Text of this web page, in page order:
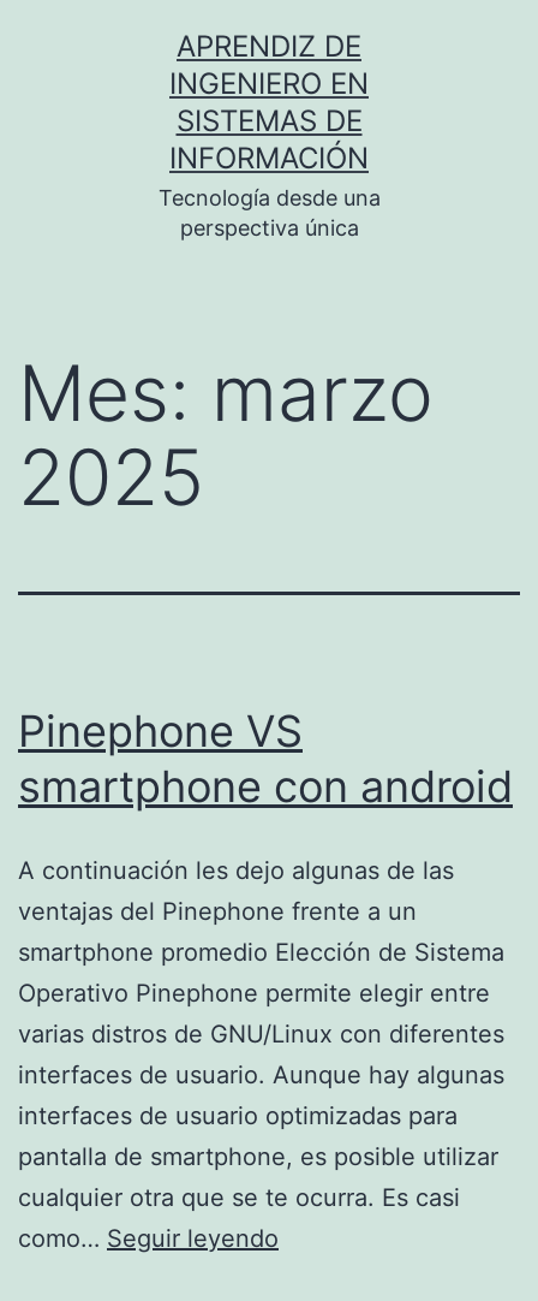
APRENDIZ DE
INGENIERO EN
SISTEMAS DE
INFORMACIÓN
Tecnología desde una
perspectiva única
Mes: marzo
2025
Pinephone VS
smartphone con android
A continuación les dejo algunas de las
ventajas del Pinephone frente a un
smartphone promedio Elección de Sistema
Operativo Pinephone permite elegir entre
varias distros de GNU/Linux con diferentes
interfaces de usuario. Aunque hay algunas
interfaces de usuario optimizadas para
pantalla de smartphone, es posible utilizar
cualquier otra que se te ocurra. Es casi
como… Seguir leyendo